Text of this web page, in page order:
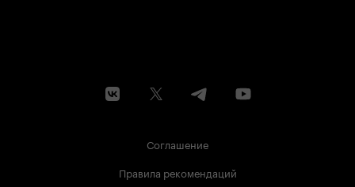
Соглашение
Правила рекомендаций